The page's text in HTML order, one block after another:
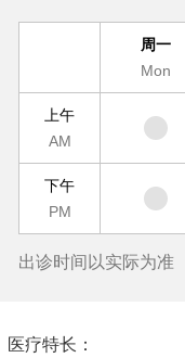
周一
Mon
上午
AM
下午
PM
出诊时间以实际为准
医疗特长：